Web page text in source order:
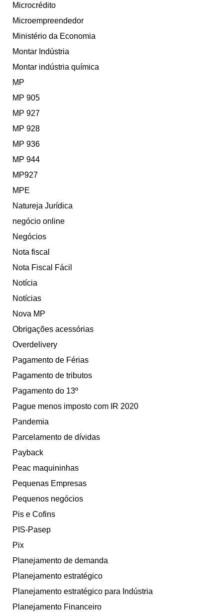
Microcrédito
Microempreendedor
Ministério da Economia
Montar Indústria
Montar indústria química
MP
MP 905
MP 927
MP 928
MP 936
MP 944
MP927
MPE
Natureja Jurídica
negócio online
Negócios
Nota fiscal
Nota Fiscal Fácil
Notícia
Notícias
Nova MP
Obrigações acessórias
Overdelivery
Pagamento de Férias
Pagamento de tributos
Pagamento do 13º
Pague menos imposto com IR 2020
Pandemia
Parcelamento de dívidas
Payback
Peac maquininhas
Pequenas Empresas
Pequenos negócios
Pis e Cofins
PIS-Pasep
Pix
Planejamento de demanda
Planejamento estratégico
Planejamento estratégico para Indústria
Planejamento Financeiro